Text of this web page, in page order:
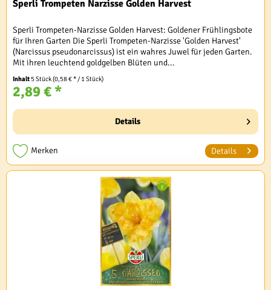
Sperli Trompeten Narzisse Golden Harvest
Sperli Trompeten-Narzisse Golden Harvest: Goldener Frühlingsbote
für Ihren Garten Die Sperli Trompeten-Narzisse 'Golden Harvest'
(Narcissus pseudonarcissus) ist ein wahres Juwel für jeden Garten.
Mit ihren leuchtend goldgelben Blüten und...
Inhalt 5 Stück(0,58 € * / 1 Stück)
2,89 € *
Details
Merken Details